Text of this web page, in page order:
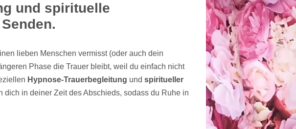
und spirituelle
lieben Menschen vermisst (oder auch dein
Phase die Trauer bleibt, weil du einfach nicht
Hypnose-Trauerbegleitung und spiritueller
dich in deiner Zeit des Abschieds, sodass du Ruhe in